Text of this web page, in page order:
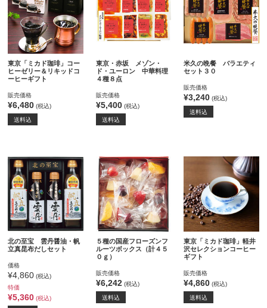
東京「ミカド珈琲」コー
ヒーゼリー＆リキッドコ
ーヒーギフト
販売価格
¥6,480 (税込)
送料込
東京・赤坂 メゾン・
ド・ユーロン 中華料理
４種８点
販売価格
¥5,400(税込)
送料込
米久の晩餐 バラエティ
セット３０
販売価格
¥3,240 (税込)
送料込
北の至宝 雲丹醤油・帆
立真昆布だしセット
価格
¥4,860 (税込)
特価
¥5,360 (税込)
５種の国産フローズンフ
ルーツボックス（計４５
０ｇ）
販売価格
¥6,242(税込)
送料込
東京「ミカド珈琲」軽井
沢セレクションコーヒー
ギフト
販売価格
¥4,860 (税込)
送料込